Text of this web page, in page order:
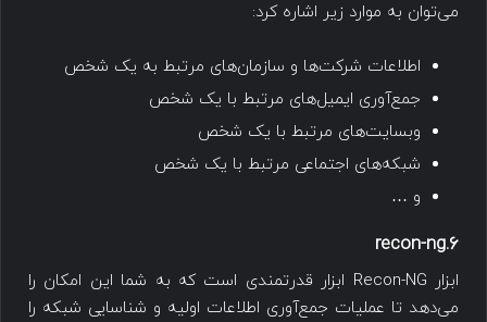
می‌توان به موارد زیر اشاره کرد:
اطلاعات شرکت‌ها و سازمان‌های مرتبط به یک شخص
جمع‌آوری ایمیل‌های مرتبط با یک شخص
وبسایت‌های مرتبط با یک شخص
شبکه‌های اجتماعی مرتبط با یک شخص
و …
6.recon-ng
ابزار Recon-NG ابزار قدرتمندی است که به شما این امکان را
می‌دهد تا عملیات جمع‌آوری اطلاعات اولیه و شناسایی شبکه را